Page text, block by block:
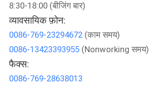
गुणवत्ता
नियंत्रण
संपर्क
करें
8:30-18:00 (बीजिंग बार)
व्यावसायिक फ़ोन:
0086-769-23294672(काम समय)
0086-13423393955(Nonworking समय)
फैक्स:
0086-769-28638013